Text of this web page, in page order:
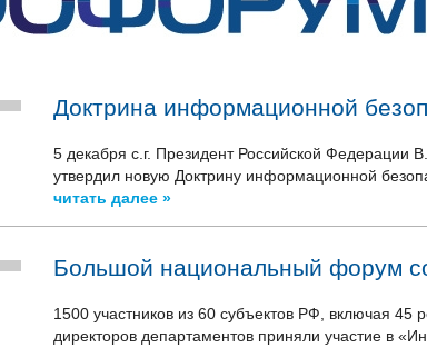
Доктрина информационной
5 декабря с.г. Президент Российской Федерации
утвердил новую Доктрину информационной
читать далее »
Большой национальный форум
1500 участников из 60 субъектов РФ, включая 45
директоров департаментов приняли участие в